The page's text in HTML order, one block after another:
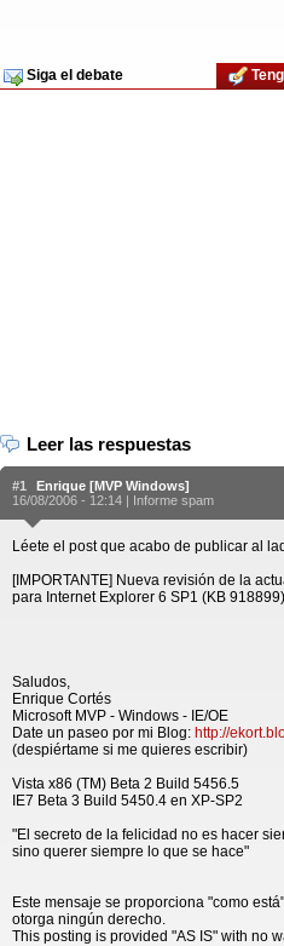
Siga el debate
Leer las respuestas
#1
Enrique [MVP Windows]
16/08/2006 - 12:14 | Informe spam
Léete el post que acabo de publicar al
[IMPORTANTE] Nueva revisión de la
para Internet Explorer 6 SP1 (KB 918899)
Saludos,
Enrique Cortés
Microsoft MVP - Windows - IE/OE
Date un paseo por mi Blog: http://
(despiértame si me quieres escribir)
Vista x86 (TM) Beta 2 Build 5456.5
IE7 Beta 3 Build 5450.4 en XP-SP2
"El secreto de la felicidad no es hacer
sino querer siempre lo que se hace"
Este mensaje se proporciona "como
otorga ningún derecho.
This posting is provided "AS IS" with no